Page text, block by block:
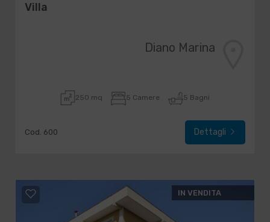
Villa
Diano Marina
250 mq 5 Camere 5 Bagni
Cod. 600 Dettagli
IN VENDITA